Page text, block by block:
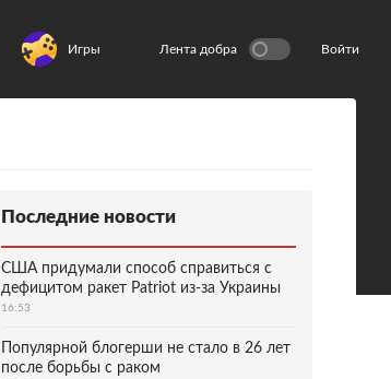
Игры Лента добра Войти
Последние новости
США придумали способ справиться с
дефицитом ракет Patriot из-за Украины
16:53
Популярной блогерши не стало в 26 лет
после борьбы с раком